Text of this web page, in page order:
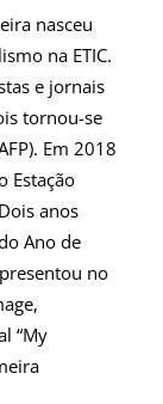
nasceu
na ETIC.
e jornais
tornou-se
Em 2018
Estação
anos
Ano de
no
“My